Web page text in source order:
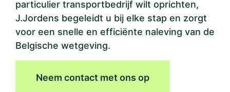
particulier transportbedrijf wilt oprichten,
J.Jordens begeleidt u bij elke stap en zorgt
voor een snelle en efficiënte naleving van de
Belgische wetgeving.
Neem contact met ons op